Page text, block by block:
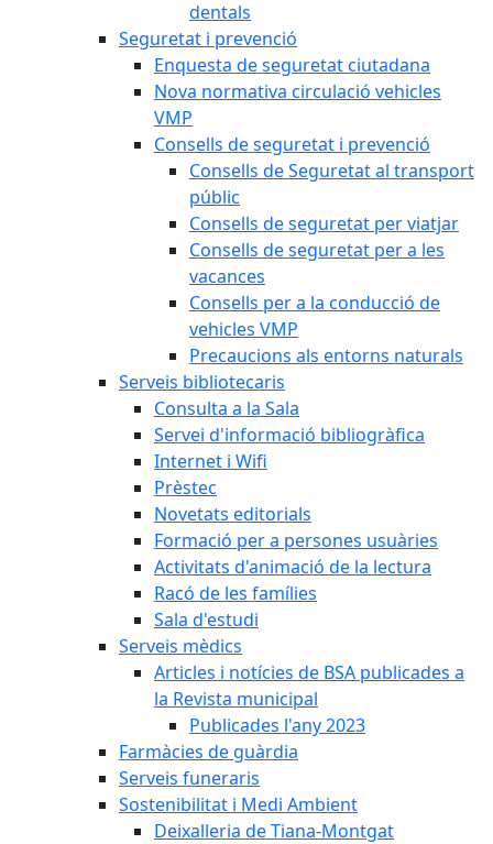
dentals
Seguretat i prevenció
Enquesta de seguretat ciutadana
Nova normativa circulació vehicles
VMP
Consells de seguretat i prevenció
Consells de Seguretat al transport
públic
Consells de seguretat per viatjar
Consells de seguretat per a les
vacances
Consells per a la conducció de
vehicles VMP
Precaucions als entorns naturals
Serveis bibliotecaris
Consulta a la Sala
Servei d'informació bibliogràfica
Internet i Wifi
Prèstec
Novetats editorials
Formació per a persones usuàries
Activitats d'animació de la lectura
Racó de les famílies
Sala d'estudi
Serveis mèdics
Articles i notícies de BSA publicades a
la Revista municipal
Publicades l'any 2023
Farmàcies de guàrdia
Serveis funeraris
Sostenibilitat i Medi Ambient
Deixalleria de Tiana-Montgat